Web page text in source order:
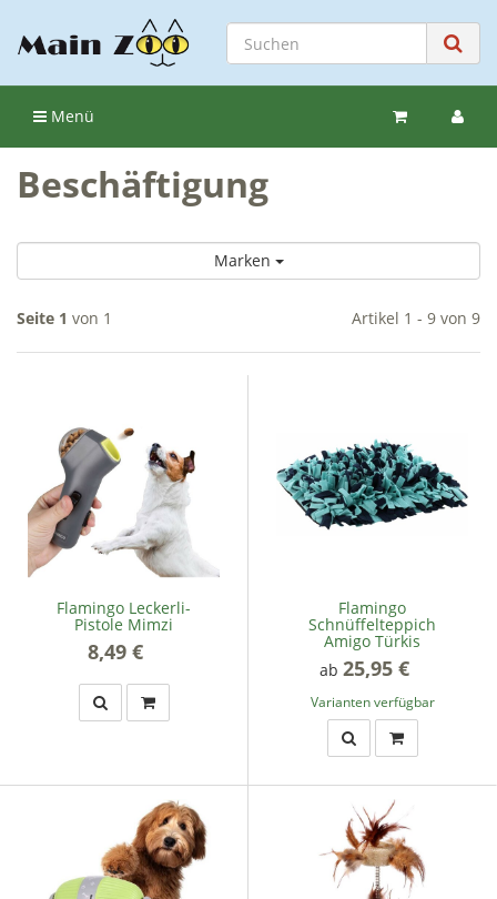
Menü
Beschäftigung
Marken
Seite 1 von 1 Artikel 1 - 9 von 9
Flamingo Leckerli-
Pistole Mimzi
8,49 €
Flamingo
Schnüffelteppich
Amigo Türkis
ab 25,95 €
Varianten verfügbar